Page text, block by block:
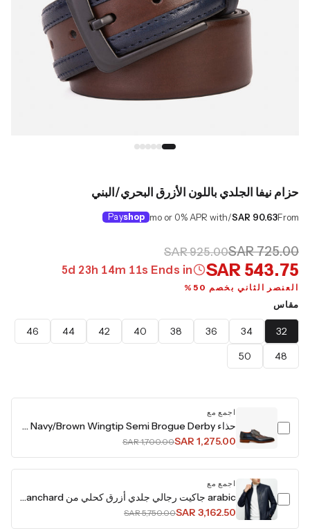
حزام نيفا الجلدي باللون الأزرق البحري/البني
From
SAR 90.63
/mo or 0% APR with
shop
Pay
SAR 725.00
SAR 925.00
SAR 543.75
Ends in
5d 23h 14m 10s
العنصر الثاني بخصم 50%
مقاس
32
34
36
38
40
42
44
46
48
50
اجمع مع
حذاء Neiva Navy/Brown Wingtip Semi Brogue Derby للرجال
SAR 1,275.00
SAR 1,700.00
اجمع مع
arabic جاكيت رجالي جلدي أزرق كحلي من Blanchard
SAR 3,162.50
SAR 5,750.00